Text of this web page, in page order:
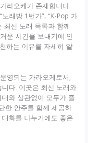
라오케가 존재합니다.
래방 1번가”, “K-Pop 가
최신 노래 목록과 함께
운 시간을 보내기에 안
하는 이유를 자세히 알
영되는 가라오케로서,
다. 이곳은 최신 노래와
와 상관없이 모두가 즐
한 안주를 함께 제공하
화를 나누기에도 좋은